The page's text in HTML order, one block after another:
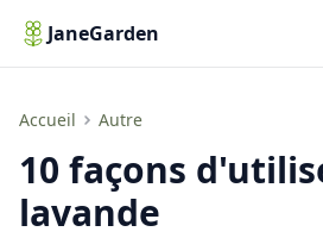
JaneGarden
Accueil Autre
10 façons d'utiliser la lavande
10 façons
lavande